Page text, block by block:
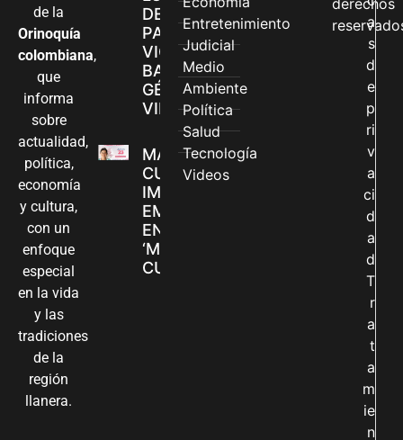
de la
Orinoquía
colombiana,
que
informa
sobre
actualidad,
política,
economía
y cultura,
con un
enfoque
especial
en la vida
y las
tradiciones
de la
región
llanera.
DE ATENCIÓN
PARA
VIOLENCIAS
BASADAS EN
GÉNERO EN
VILLAVICENCIO
MADRES
CUIDADORAS
IMPULSAN SUS
EMPRENDIMIENTOS
EN LA FERIA
‘MANOS QUE
CUIDAN Y CREAN’
Entretenimiento
Judicial
Medio
Ambiente
Política
Salud
Tecnología
Videos
a
s
d
e
p
ri
v
a
ci
d
a
d
T
r
a
t
a
m
ie
n